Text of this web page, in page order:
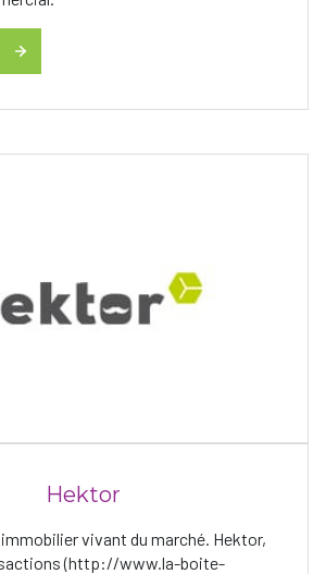
Hektor
vivant du marché. Hektor,
(http://www.la-boite-